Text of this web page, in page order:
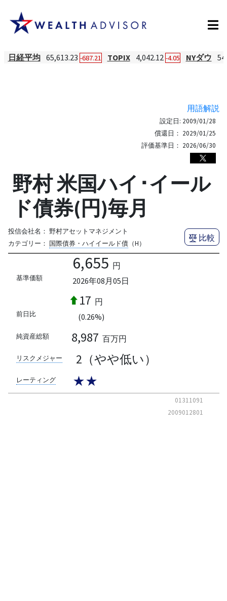
日経平均 65,613.23 -687.21 TOPIX 4,042.12 -4.05 NYダウ
用語解説
設定日: 2009/01/28
償還日： 2029/01/25
評価基準日： 2026/06/30
野村 米国ハイ･イール
ド債券(円)毎月
投信会社名： 野村アセットマネジメント
カテゴリー： 国際債券・ハイイールド債（H）
比較
基準価額
6,655 円
2026年08月05日
前日比
17 円
(0.26%)
純資産総額 8,987 百万円
リスクメジャー 2（やや低い）
レーティング ★★
01311091
2009012801